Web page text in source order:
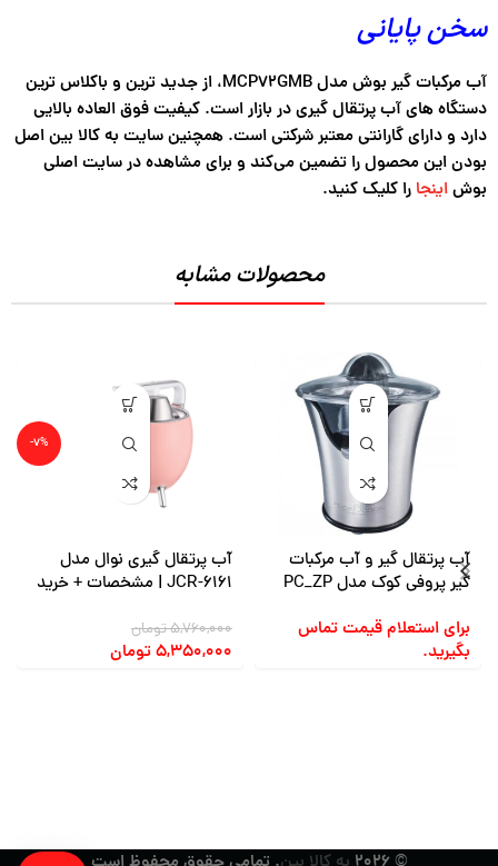
سخن پایانی
آب مرکبات گیر بوش مدل MCP72GMB، از جدید ترین و باکلاس ترین
دستگاه های آب پرتقال گیری در بازار است. کیفیت فوق العاده بالایی
دارد و دارای گارانتی معتبر شرکتی است. همچنین سایت به کالا بین اصل
بودن این محصول را تضمین می‌کند و برای مشاهده در سایت اصلی
بوشاینجا را کلیک کنید.
محصولات مشابه
آب پرتقال گیر و آب مرکبات
گیر پروفی کوک مدل PC_ZP
برای استعلام قیمت تماس
بگیرید.
-۷%
آب پرتقال گیری نوال مدل
JCR-6161 | مشخصات + خرید
۵,۷۶۰,۰۰۰تومان
۵,۳۵۰,۰۰۰تومان